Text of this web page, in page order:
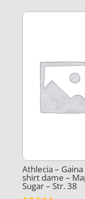
Athlecia – Gaina
shirt dame –
Sugar – Str. 38